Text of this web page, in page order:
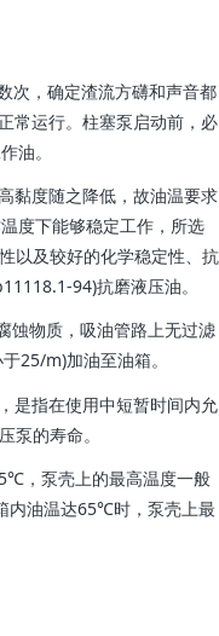
，确定渣流方礴和声音都
常运行。柱塞泵启动前，必
油。
度随之降低，故油温要求
度下能够稳定工作，所选
以及较好的化学稳定性、抗
94)抗磨液压油。
物质，吸油管路上无过滤
25/m)加油至油箱。
指在使用中短暂时间内允
泵的寿命。
，泵壳上的最高温度一般
内油温达65℃时，泵壳上最